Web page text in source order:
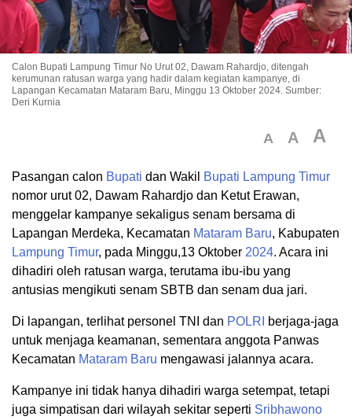
Calon Bupati Lampung Timur No Urut 02, Dawam Rahardjo, ditengah
kerumunan ratusan warga yang hadir dalam kegiatan kampanye, di
Lapangan Kecamatan Mataram Baru, Minggu 13 Oktober 2024. Sumber:
Deri Kurnia
A A A
Pasangan calon Bupati dan Wakil Bupati Lampung Timur
nomor urut 02, Dawam Rahardjo dan Ketut Erawan,
menggelar kampanye sekaligus senam bersama di
Lapangan Merdeka, Kecamatan Mataram Baru, Kabupaten
Lampung Timur, pada Minggu,13 Oktober 2024. Acara ini
dihadiri oleh ratusan warga, terutama ibu-ibu yang
antusias mengikuti senam SBTB dan senam dua jari.
Di lapangan, terlihat personel TNI dan POLRI
berjaga-jaga
untuk menjaga keamanan, sementara anggota Panwas
Kecamatan Mataram Baru mengawasi jalannya acara.
Kampanye ini tidak hanya dihadiri warga setempat, tetapi
juga simpatisan dari wilayah sekitar seperti Sribhawono